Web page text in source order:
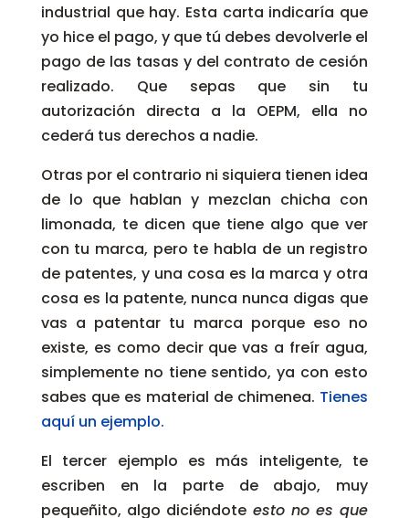
industrial que hay. Esta carta indicaría que
yo hice el pago, y que tú debes devolverle el
pago de las tasas y del contrato de cesión
realizado. Que sepas que sin tu
autorización directa a la OEPM, ella no
cederá tus derechos a nadie.
Otras por el contrario ni siquiera tienen idea
de lo que hablan y mezclan chicha con
limonada, te dicen que tiene algo que ver
con tu marca, pero te habla de un registro
de patentes, y una cosa es la marca y otra
cosa es la patente, nunca nunca digas que
vas a patentar tu marca porque eso no
existe, es como decir que vas a freír agua,
simplemente no tiene sentido, ya con esto
sabes que es material de chimenea. Tienes
aquí un ejemplo.
El tercer ejemplo es más inteligente, te
escriben en la parte de abajo, muy
pequeñito, algo diciéndote esto no es que